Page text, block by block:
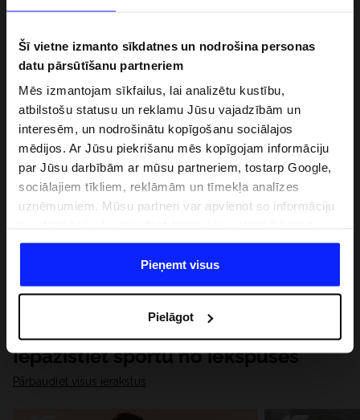
Šī vietne izmanto sīkdatnes un nodrošina personas
datu pārsūtīšanu partneriem
Mēs izmantojam sīkfailus, lai analizētu kustību,
atbilstošu statusu un reklamu Jūsu vajadzībām un
interesēm, un nodrošinātu kopīgošanu sociālajos
mēdijos. Ar Jūsu piekrišanu mēs kopīgojam informāciju
par Jūsu darbībām ar mūsu partneriem, tostarp Google,
sociālajiem tīkliem, reklāmām un tīmekļa analīzes
uzņēmumiem. Mūsu partneri var apvienot so informāciju
datiem, ko viņi iegūst, izmantojot viņu pakalpojumus. Ar
Jūsu atļauju, mēs varam pārsūtīt Jūsu personas datus
saviem partneriem, lai uzlabotu veidu, kadā tiek rādīta
saturu un uzlabotu mūsu partneru piedāvātos risinajumus
( piem. socialos tīklus). Detalizētu informāciju var atrast
mūsu Privātuma politikā un sadaļā "Detaļas".
Pieņemt visus
Pielāgot
Iepazīstiet sportu no iekšpuses
Pārbaudiet visus ierakstus